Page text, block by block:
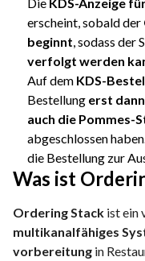
erscheint, sobald der
beginnt , sodass der
verfolgt werden
Auf dem KDS-
Bestellung erst dann
auch die Pommes-
abgeschlossen haben.
die Bestellung zur
Was ist
Ordering Stack ist ein
multikanalfähiges
vorbereitung in